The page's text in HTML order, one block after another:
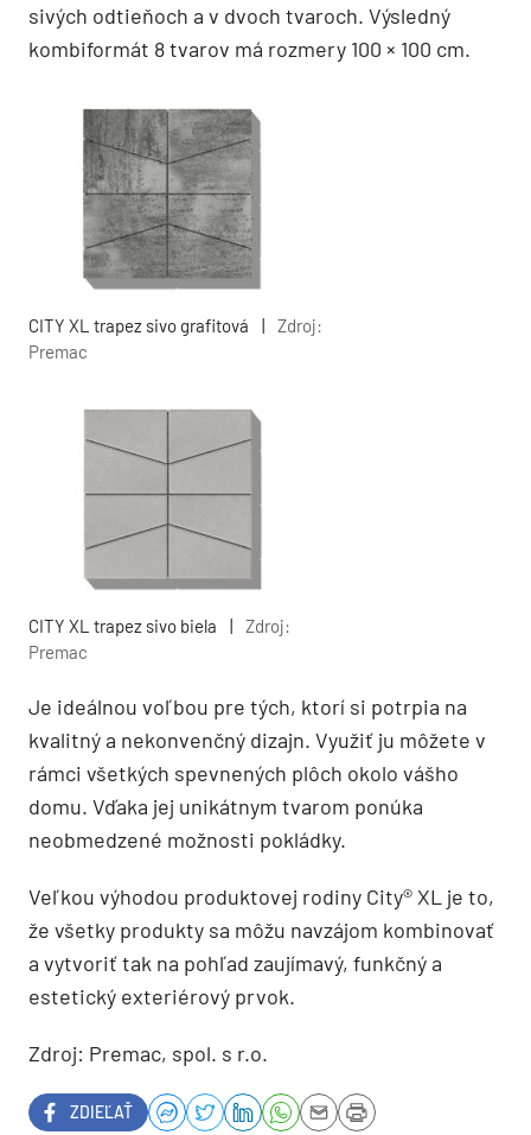
sivých odtieňoch a v dvoch tvaroch. Výsledný
kombiformát 8 tvarov má rozmery 100 × 100 cm.
CITY XL trapez sivo grafitová |
Zdroj:
Premac
CITY XL trapez sivo biela |
Zdroj:
Premac
Je ideálnou voľbou pre tých, ktorí si potrpia na
kvalitný a nekonvenčný dizajn. Využiť ju môžete v
rámci všetkých spevnených plôch okolo vášho
domu. Vďaka jej unikátnym tvarom ponúka
neobmedzené možnosti pokládky.
Veľkou výhodou produktovej rodiny City® XL je to,
že všetky produkty sa môžu navzájom kombinovať
a vytvoriť tak na pohľad zaujímavý, funkčný a
estetický exteriérový prvok.
Zdroj: Premac, spol. s r.o.
ZDIEĽAŤ